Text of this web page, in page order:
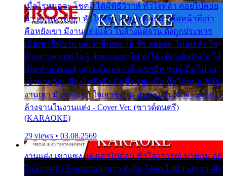
เมื่อไรหนอจะ โชคดี ได้มีพิธีวิวาห์ หัวใจหล้า คอยไปคอย
มา คือหน้าที่เก่า หัวใจหล้า คอยไปคอยมา คือหน้าที่เก่า
คือหยังเขา มีงานแต่งแล้ว ไปล้างแต่จาน ดั่งถูกประหาร
เมื่อเขาชื่นบาน แต่เราขื่นขม โอ้ รัก ลอยลม ไม่สม ดัง ใจ
ล้างจานคอยคู่ ไม่รู้ อีกนานเท่าใด จะได้ เลื่อนขั้นบันได ได้
เป็น ตำแหน่งเจ้าสาว มันเหงา เห็นเขามีคู่ ซมดู มีคู่ก็ม่วน
เข้าพาขวัญ เสียงโห่ตึงตึง มันซึ้ง อยู่แก่ใจ มื้อใด๋หนอ สิเป็น
งานเฮา มัวซอยเขา ใจเฮาซิด้าน มันทรมาน จับจาน เอย…
ล้างจานในงานแต่ง - Cover Ver. (ซาวด์ดนตรี)
(KARAOKE)
29 views • 03.08.2569
งานแต่ง เขาแซง แย่งเอาไปก่อน หัวใจอาวรณ์ มาซ่อน อยู่
ในห้องครัว ข้างนอกเจ้าสาว ส่งยิ้ม ให้คนไปทั่ว แต่เรา เฝ้า